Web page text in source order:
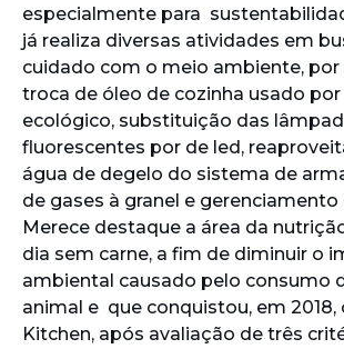
especialmente para
já realiza diversas atividades em
cuidado com o meio ambiente, por
troca de óleo de cozinha usado
ecológico, substituição das
fluorescentes por de led,
água de degelo do sistema de
de gases à granel e gerenciamento
Merece destaque a área da
dia sem carne, a fim de diminuir o
ambiental causado pelo consumo
animal e que conquistou, em 2018,
Kitchen, após avaliação de três